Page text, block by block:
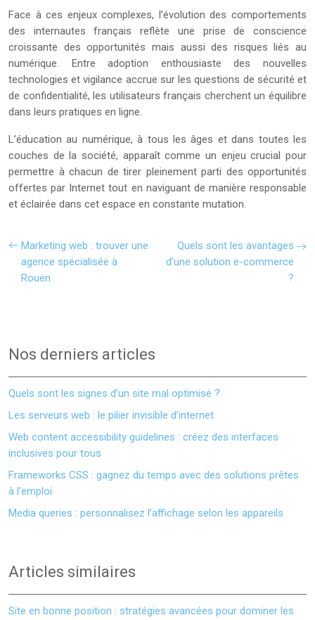
Face à ces enjeux complexes, l’évolution des comportements
des internautes français reflète une prise de conscience
croissante des opportunités mais aussi des risques liés au
numérique. Entre adoption enthousiaste des nouvelles
technologies et vigilance accrue sur les questions de sécurité et
de confidentialité, les utilisateurs français cherchent un équilibre
dans leurs pratiques en ligne.
L’éducation au numérique, à tous les âges et dans toutes les
couches de la société, apparaît comme un enjeu crucial pour
permettre à chacun de tirer pleinement parti des opportunités
offertes par Internet tout en naviguant de manière responsable
et éclairée dans cet espace en constante mutation.
Marketing web : trouver une
agence spécialisée à
Rouen
Quels sont les avantages
d’une solution e-commerce
?
Nos derniers articles
Quels sont les signes d’un site mal optimisé ?
Les serveurs web : le pilier invisible d’internet
Web content accessibility guidelines : créez des interfaces
inclusives pour tous
Frameworks CSS : gagnez du temps avec des solutions prêtes
à l’emploi
Media queries : personnalisez l’affichage selon les appareils
Articles similaires
Site en bonne position : stratégies avancées pour dominer les